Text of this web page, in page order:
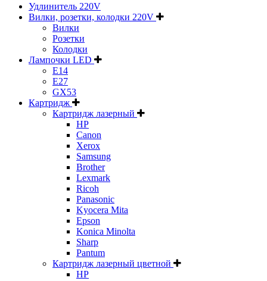
Удлинитель 220V
Вилки, розетки, колодки 220V
Вилки
Розетки
Колодки
Лампочки LED
E14
E27
GX53
Картридж
Картридж лазерный
HP
Canon
Xerox
Samsung
Brother
Lexmark
Ricoh
Panasonic
Kyocera Mita
Epson
Konica Minolta
Sharp
Pantum
Картридж лазерный цветной
HP